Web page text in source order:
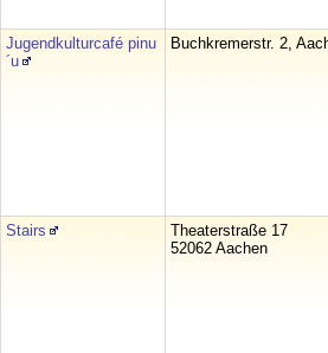
Jugendkulturcafé pinu
´u
Buchkremerstr. 2,
Stairs
Theaterstraße 17
52062 Aachen